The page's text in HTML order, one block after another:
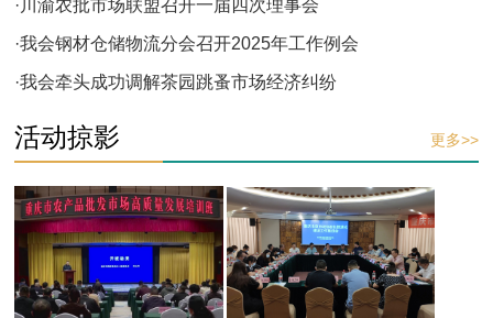
·川渝农批市场联盟召开一届四次理事会
·我会钢材仓储物流分会召开2025年工作例会
·我会牵头成功调解茶园跳蚤市场经济纠纷
活动掠影 更多>>